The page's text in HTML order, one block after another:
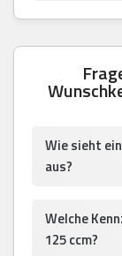
Wie sieht
aus?
Welche
125 ccm?